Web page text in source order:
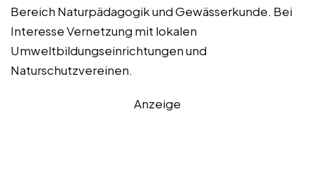
Bereich Naturpädagogik und Gewässerkunde. Bei
Interesse Vernetzung mit lokalen
Umweltbildungseinrichtungen und
Naturschutzvereinen.
Anzeige